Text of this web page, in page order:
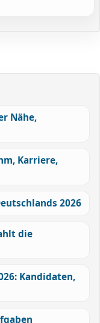
Nähe,
Karriere,
2026
die
Kandidaten,